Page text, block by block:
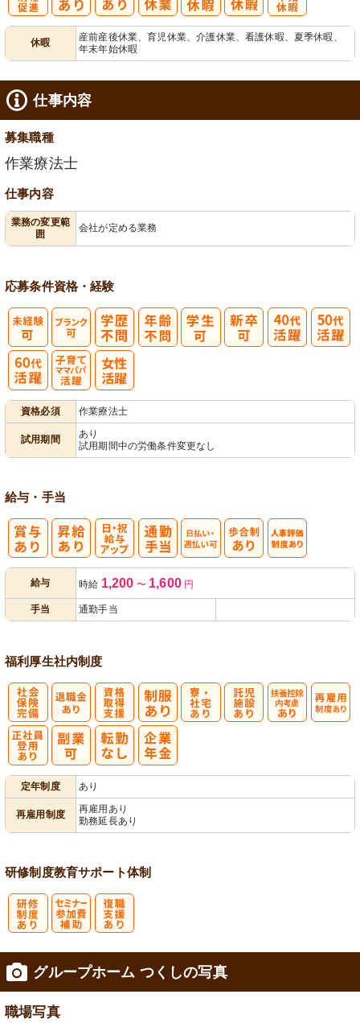
休暇
産前産後休業、育児休業、介護休業、看護休暇、夏季休暇、
年末年始休暇
仕事内容
募集職種
作業療法士
仕事内容
業務の変更範
囲
会社が定める業務
応募条件資格・経験
資格必須 作業療法士
試用期間
あり
試用期間中の労働条件変更なし
給与・手当
給与 時給 1,200 〜 1,600円
手当 通勤手当
福利厚生社内制度
定年制度 あり
再雇用制度
再雇用あり
勤務延長あり
研修制度教育サポート体制
グループホーム つくしの写真
職場写真